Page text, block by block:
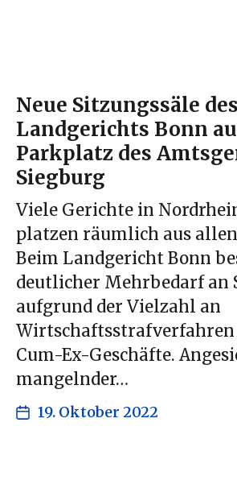
Neue Sitzungssäle des
Landgerichts Bonn
Parkplatz des
Siegburg
Viele Gerichte in
platzen räumlich aus
Beim Landgericht Bonn
deutlicher Mehrbedarf an
aufgrund der Vielzahl an
Wirtschaftsstrafverfahren
Cum-Ex-Geschäfte.
mangelnder…
19. Oktober 2022